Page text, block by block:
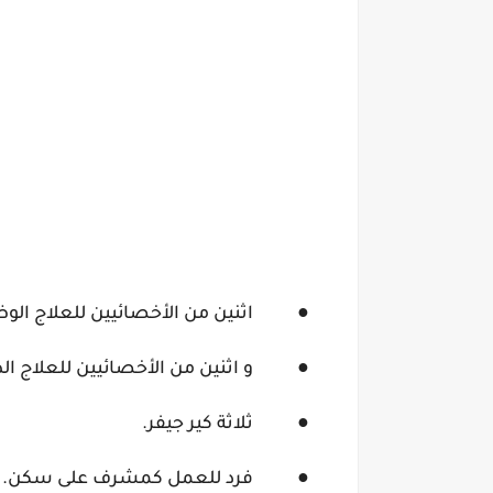
● اثنين من الأخصائيين للعلاج
● و اثنين من الأخصائيين للعلاج
● ثلاثة كير جيفر.
● فرد للعمل كمشرف على سكن.